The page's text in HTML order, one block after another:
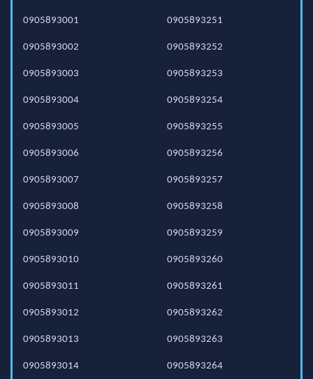
0905893001
0905893002
0905893003
0905893004
0905893005
0905893006
0905893007
0905893008
0905893009
0905893010
0905893011
0905893012
0905893013
0905893014
0905893251
0905893252
0905893253
0905893254
0905893255
0905893256
0905893257
0905893258
0905893259
0905893260
0905893261
0905893262
0905893263
0905893264